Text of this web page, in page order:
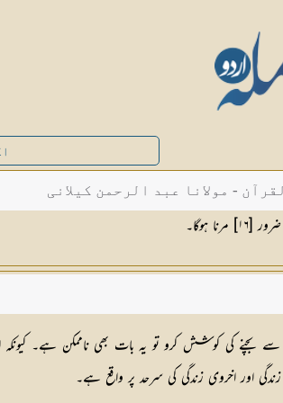
- مولانا عبد الرحمن کیلانی
ہوگا۔
سے بچنے کی کوشش کرو تو یہ بات بھی ناممکن ہے۔
اور اخروی زندگی کی سرحد پر واقع ہے۔